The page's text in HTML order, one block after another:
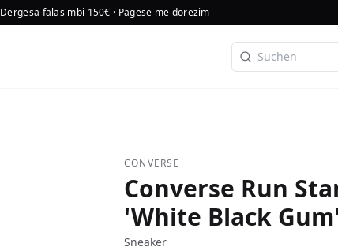
Dërgesa falas mbi 150€ · Pagesë me dorëzim
CONVERSE
Converse Run
'White Black Gum'
Sneaker